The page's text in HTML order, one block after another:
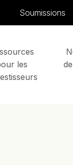
contentSoumissions
les